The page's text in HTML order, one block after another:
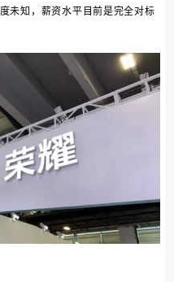
未知，薪资水平目前是完全对标